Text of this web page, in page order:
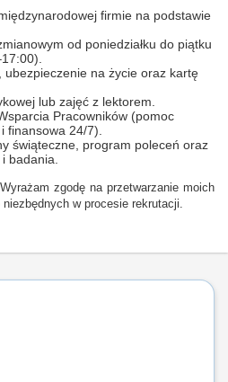
firmie na podstawie
od poniedziałku do piątku
ubezpieczenie na życie oraz kartę
lub zajęć z lektorem.
Pracowników (pomoc
finansowa 24/7).
świąteczne, program poleceń oraz
badania.
zgodę na przetwarzanie moich
w procesie rekrutacji.